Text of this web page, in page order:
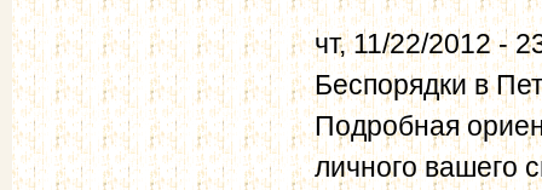
чт, 11/22/2012 -
Беспорядки в
Подробная
личного вашего